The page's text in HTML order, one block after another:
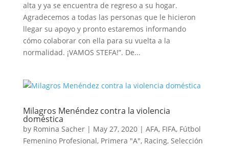
alta y ya se encuentra de regreso a su hogar.
Agradecemos a todas las personas que le hicieron
llegar su apoyo y pronto estaremos informando
cómo colaborar con ella para su vuelta a la
normalidad. ¡VAMOS STEFA!”. De...
Milagros Menéndez contra la violencia
doméstica
by Romina Sacher| May 27, 2020| AFA, FIFA, Fútbol
Femenino Profesional, Primera "A", Racing, Selección